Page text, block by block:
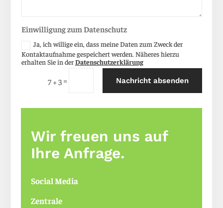
Einwilligung zum Datenschutz
Ja, ich willige ein, dass meine Daten zum Zweck der
Kontaktaufnahme gespeichert werden. Näheres hierzu
erhalten Sie in derDatenschutzerklärung
7 + 3= Nachricht absenden
Alternative:
Wir freuen uns auf
Ihre Anfrage.
Social Media
Zentrale